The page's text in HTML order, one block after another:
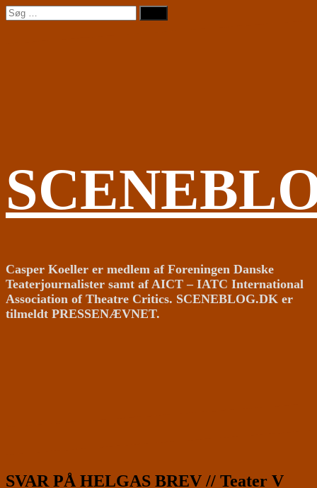
Videre
til
Søg
efter:
Casper Koeller er medlem af Foreningen Danske
Teaterjournalister samt af AICT – IATC International
Association of Theatre Critics. SCENEBLOG.DK er
tilmeldt PRESSENÆVNET.
SVAR PÅ HELGAS BREV // Teater V